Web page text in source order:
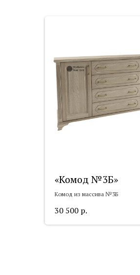
«Комод №3Б»
Комод из массива №3Б
30 500 р.